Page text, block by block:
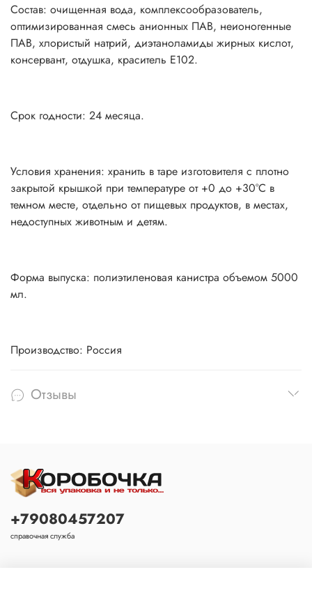
Состав: очищенная вода, комплексообразователь,
оптимизированная смесь анионных ПАВ, неионогенные
ПАВ, хлористый натрий, диэтаноламиды жирных кислот,
консервант, отдушка, краситель Е102.
Срок годности: 24 месяца.
Условия хранения: хранить в таре изготовителя с плотно
закрытой крышкой при температуре от +0 до +30°С в
темном месте, отдельно от пищевых продуктов, в местах,
недоступных животным и детям.
Форма выпуска: полиэтиленовая канистра объемом 5000
мл.
Производство: Россия
Отзывы
+79080457207
справочная служба